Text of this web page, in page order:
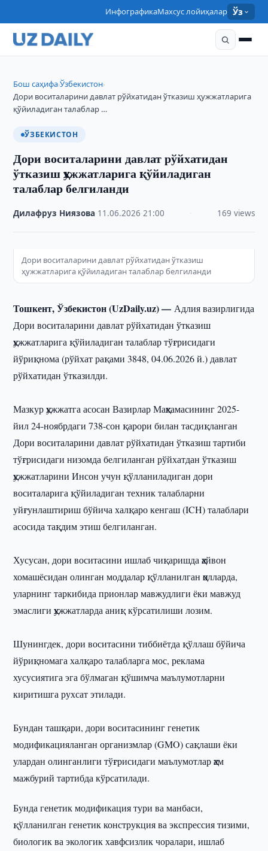
ИнфографикаМахсус лойиҳалар Ўз
Бош саҳифа›Ўзбекистон›
Дори воситаларини давлат рўйхатидан ўтказиш ҳужжатларига
қўйиладиган талаблар …
ЎЗБЕКИСТОН
Дори воситаларини давлат рўйхатидан
ўтказиш ҳужжатларига қўйиладиган
талаблар белгиланди
Дилафруз Ниязова 11.06.2026 ·21:00 169 views
Дори воситаларини давлат рўйхатидан ўтказиш
ҳужжатларига қўйиладиган талаблар белгиланди
Тошкент, Ўзбекистон (UzDaily.uz) —Адлия вазирлигида
Дори воситаларини давлат рўйхатидан ўтказиш
ҳужжатларига қўйиладиган талаблар тўғрисидаги
йўриқнома (рўйхат рақами 3848, 04.06.2026 й.) давлат
рўйхатидан ўтказилди.
Мазкур ҳужжатга асосан Вазирлар Маҳкамасининг 2025-
йил 24-ноябрдаги 738-сон қарори билан тасдиқланган
Дори воситаларини давлат рўйхатидан ўтказиш тартиби
тўғрисидаги низомда белгиланган рўйхатдан ўтказиш
ҳужжатларини Инсон учун қўлланиладиган дори
воситаларига қўйиладиган техник талабларни
уйғунлаштириш бўйича халқаро кенгаш (ICH) талаблари
асосида тақдим этиш белгиланган.
Хусусан, дори воситасини ишлаб чиқаришда ҳайвон
хомашёсидан олинган моддалар қўлланилган ҳолларда,
уларнинг таркибида прионлар мавжудлиги ёки мавжуд
эмаслиги ҳужжатларда аниқ кўрсатилиши лозим.
Шунингдек, дори воситасини тиббиётда қўллаш бўйича
йўриқномага халқаро талабларга мос, реклама
хусусиятига эга бўлмаган қўшимча маълумотларни
киритишга рухсат этилади.
Бундан ташқари, дори воситасининг генетик
модификацияланган организмлар (GMO) сақлаши ёки
улардан олинганлиги тўғрисидаги маълумотлар ҳам
мажбурий тартибда кўрсатилади.
Бунда генетик модификация тури ва манбаси,
қўлланилган генетик конструкция ва экспрессия тизими,
биологик ва экологик хавфсизлик чоралари, ишлаб